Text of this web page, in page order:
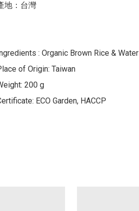
地：台灣
: Organic Brown Rice & Water
of Origin: Taiwan
200 g
ECO Garden, HACCP